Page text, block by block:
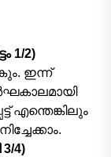
1/2)
ഇന്ന്
എന്തെങ്കിലും
4)